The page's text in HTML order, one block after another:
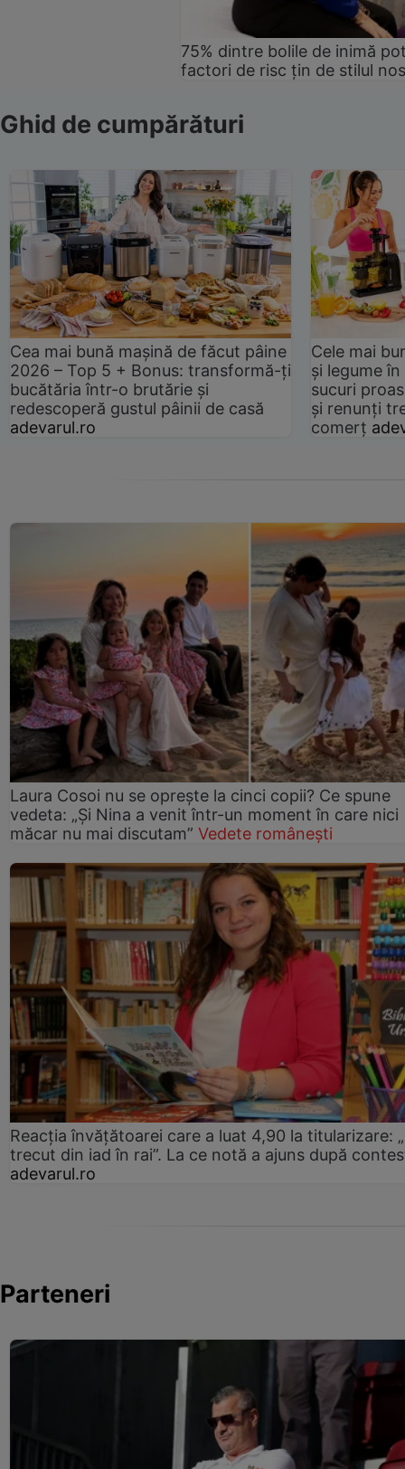
75% dintre bolile de inimă
factori de risc țin de stilul
Ghid de cumpărături
Cea mai bună mașină de făcut pâine
2026 – Top 5 + Bonus: transformă-ți
bucătăria într-o brutărie și
redescoperă gustul pâinii de casă
adevarul.ro
Cele mai
și legume
sucuri
și renunți
comerț
Laura Cosoi nu se oprește la cinci copii? Ce spune
vedeta: „Și Nina a venit într-un moment în care nici
măcar nu mai discutam” Vedete românești
Reacția învățătoarei care a luat 4,90 la titularizare:
trecut din iad în rai”. La ce notă a ajuns după
adevarul.ro
Parteneri